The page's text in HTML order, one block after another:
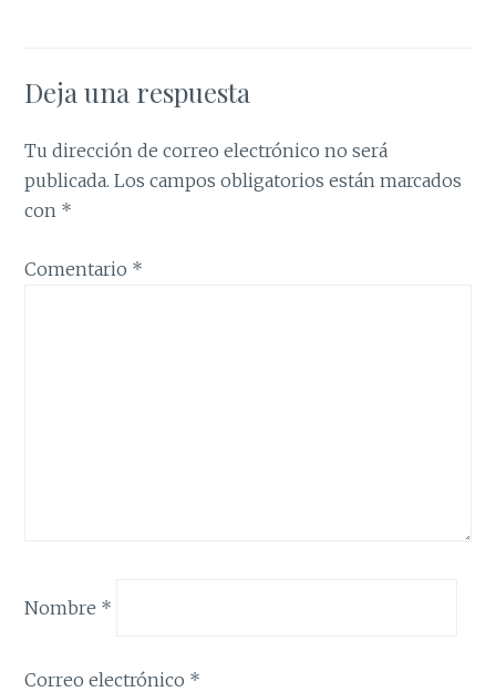
Deja una respuesta
Tu dirección de correo electrónico no será
publicada. Los campos obligatorios están marcados
con *
Comentario *
Nombre *
Correo electrónico *